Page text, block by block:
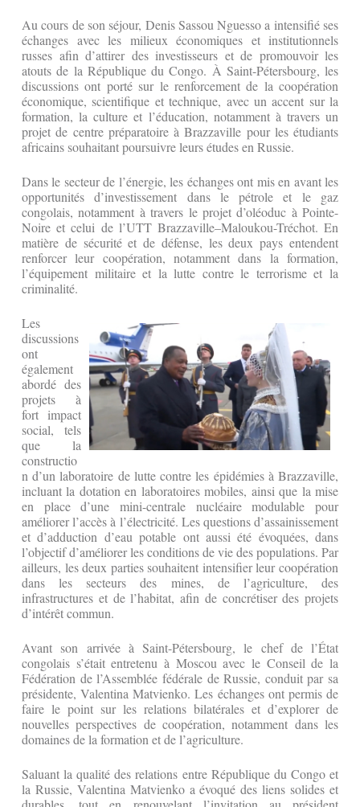
Au cours de son séjour, Denis Sassou Nguesso a intensifié ses
échanges avec les milieux économiques et institutionnels
russes afin d’attirer des investisseurs et de promouvoir les
atouts de la République du Congo. À Saint-Pétersbourg, les
discussions ont porté sur le renforcement de la coopération
économique, scientifique et technique, avec un accent sur la
formation, la culture et l’éducation, notamment à travers un
projet de centre préparatoire à Brazzaville pour les étudiants
africains souhaitant poursuivre leurs études en Russie.
Dans le secteur de l’énergie, les échanges ont mis en avant les
opportunités d’investissement dans le pétrole et le gaz
congolais, notamment à travers le projet d’oléoduc à Pointe-
Noire et celui de l’UTT Brazzaville–Maloukou-Tréchot. En
matière de sécurité et de défense, les deux pays entendent
renforcer leur coopération, notamment dans la formation,
l’équipement militaire et la lutte contre le terrorisme et la
criminalité.
Les
discussions
ont
également
abordé des
projets à
fort impact
social, tels
que la
constructio
n d’un laboratoire de lutte contre les épidémies à Brazzaville,
incluant la dotation en laboratoires mobiles, ainsi que la mise
en place d’une mini-centrale nucléaire modulable pour
améliorer l’accès à l’électricité. Les questions d’assainissement
et d’adduction d’eau potable ont aussi été évoquées, dans
l’objectif d’améliorer les conditions de vie des populations. Par
ailleurs, les deux parties souhaitent intensifier leur coopération
dans les secteurs des mines, de l’agriculture, des
infrastructures et de l’habitat, afin de concrétiser des projets
d’intérêt commun.
Avant son arrivée à Saint-Pétersbourg, le chef de l’État
congolais s’était entretenu à Moscou avec le Conseil de la
Fédération de l’Assemblée fédérale de Russie, conduit par sa
présidente, Valentina Matvienko. Les échanges ont permis de
faire le point sur les relations bilatérales et d’explorer de
nouvelles perspectives de coopération, notamment dans les
domaines de la formation et de l’agriculture.
Saluant la qualité des relations entre République du Congo et
la Russie, Valentina Matvienko a évoqué des liens solides et